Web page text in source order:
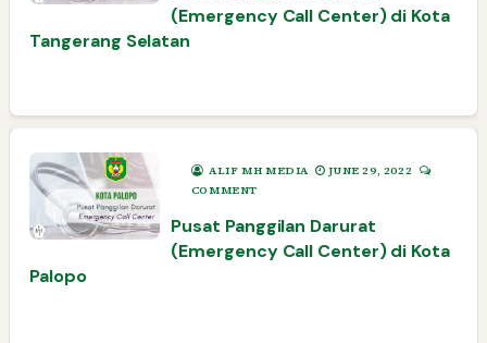
(Emergency Call Center) di Kota
Tangerang Selatan
ALIF MH MEDIA
JUNE 29, 2022
COMMENT
Pusat Panggilan Darurat
(Emergency Call Center) di Kota
Palopo